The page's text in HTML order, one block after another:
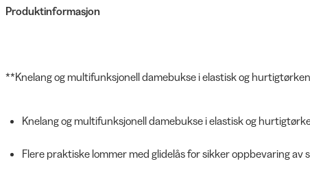
Produktinformasjon
**Knelang og multifunksjonell damebukse i elastisk og
Knelang og multifunksjonell damebukse i elastisk og
Flere praktiske lommer med glidelås for sikker oppbevaring av